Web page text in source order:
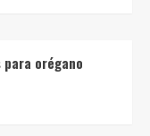
orégano